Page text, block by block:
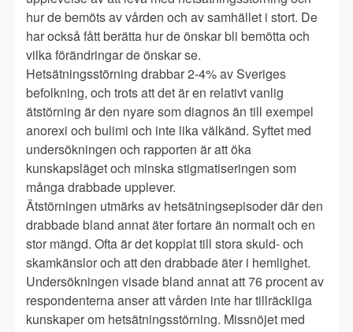
hur de bemöts av vården och av samhället i stort. De
har också fått berätta hur de önskar bli bemötta och
vilka förändringar de önskar se.
Hetsätningsstörning drabbar 2-4% av Sveriges
befolkning, och trots att det är en relativt vanlig
ätstörning är den nyare som diagnos än till exempel
anorexi och bulimi och inte lika välkänd. Syftet med
undersökningen och rapporten är att öka
kunskapsläget och minska stigmatiseringen som
många drabbade upplever.
Ätstörningen utmärks av hetsätningsepisoder där den
drabbade bland annat äter fortare än normalt och en
stor mängd. Ofta är det kopplat till stora skuld- och
skamkänslor och att den drabbade äter i hemlighet.
Undersökningen visade bland annat att 76 procent av
respondenterna anser att vården inte har tillräckliga
kunskaper om hetsätningsstörning. Missnöjet med